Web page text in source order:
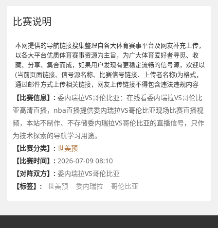
比赛说明
本网提供的导航链接搜集整理自各大体育赛事平台及网友补充上传，
以各大平台优质体育赛事资源为主旨，为广大体育爱好者寻觅、收
藏、分享、集合而成，如果用户发现有更稳定流畅的信号源，欢迎以
(当前页面链接、信号源名称、比赛信号链接、上传者名称)为格式，
通过邮件方式上传相关链接，网友上传链接不得包含违法违规内容
【比赛信息】: 委内瑞拉VS哥伦比亚：在线看委内瑞拉VS哥伦比
亚高清直播，nba直播提供委内瑞拉VS哥伦比亚现场比赛直播视
频，本站不制作、不存储委内瑞拉VS哥伦比亚的直播信号，只作
为技术探索的导航学习用途。
【比赛分类】: 世美预
【比赛时间】: 2026-07-09 08:10
【对阵双方】: 委内瑞拉VS哥伦比亚
【标签】:
世美预 委内瑞拉 哥伦比亚